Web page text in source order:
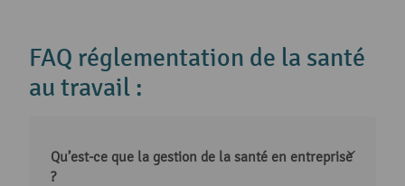
FAQ réglementation de la santé
au travail :
Qu’est-ce que la gestion de la santé en entreprise
?